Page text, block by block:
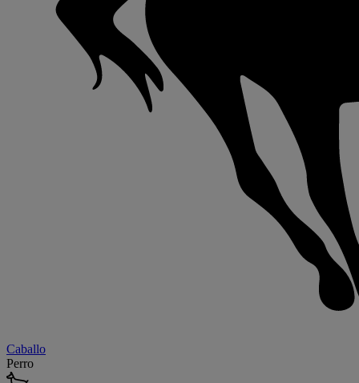
Caballo
Perro